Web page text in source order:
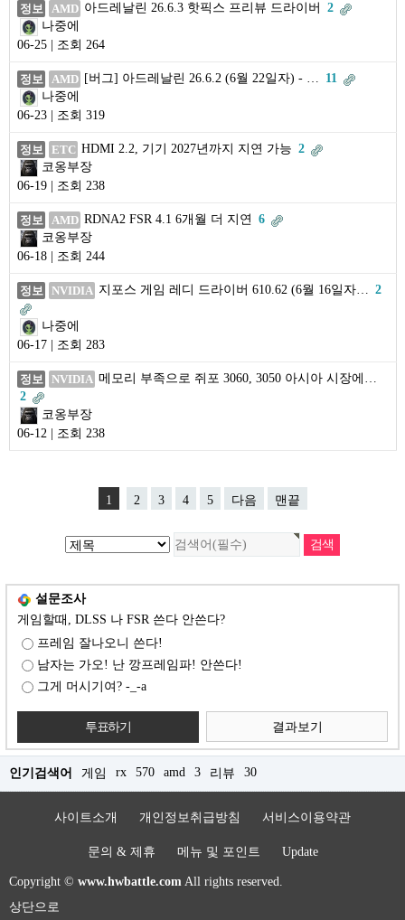
정보 AMD 아드레날린 26.6.3 핫픽스 프리뷰 드라이버
2
나중에
06-25 | 조회 264
정보 AMD [버그] 아드레날린 26.6.2 (6월 22일자) - … 11
나중에
06-23 | 조회 319
정보 ETC HDMI 2.2, 기기 2027년까지 지연 가능 2
코옹부장
06-19 | 조회 238
정보 AMD RDNA2 FSR 4.1 6개월 더 지연
6
코옹부장
06-18 | 조회 244
정보 NVIDIA 지포스 게임 레디 드라이버 610.62 (6월 16일자… 2
나중에
06-17 | 조회 283
정보 NVIDIA 메모리 부족으로 쥐포 3060, 3050 아시아 시장에…
2
코옹부장
06-12 | 조회 238
1 2 3 4 5 다음 맨끝
설문조사
게임할때, DLSS 나 FSR 쓴다 안쓴다?
프레임 잘나오니 쓴다!
남자는 가오! 난 깡프레임파! 안쓴다!
그게 머시기여? -_-a
결과보기
인기검색어 게임 rx 570 amd 3 리뷰 30
사이트소개 개인정보취급방침 서비스이용약관
문의 & 제휴 메뉴 및 포인트 Update
Copyright © www.hwbattle.com All rights reserved.
상단으로